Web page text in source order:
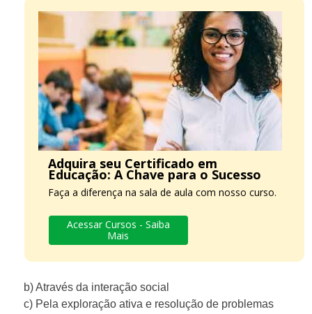
Adquira seu Certificado em
Educação: A Chave para o Sucesso
Faça a diferença na sala de aula com nosso curso.
Acessar Cursos - Saiba
Mais
b) Através da interação social
c) Pela exploração ativa e resolução de problemas